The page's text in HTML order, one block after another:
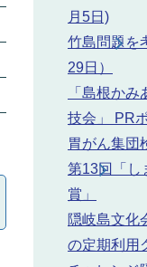
月5日)
竹島問題を
29日）
「島根か
技会」 PR
胃がん集団
第13回「し
賞」
隠岐島文化
の定期利用